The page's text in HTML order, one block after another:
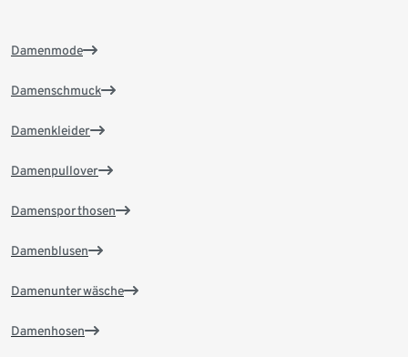
Damenmode
Damenschmuck
Damenkleider
Damenpullover
Damensporthosen
Damenblusen
Damenunterwäsche
Damenhosen